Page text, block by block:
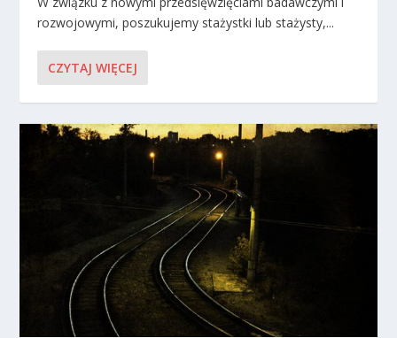
rozwojowymi, poszukujemy stażystki lub stażysty,...
CZYTAJ WIĘCEJ